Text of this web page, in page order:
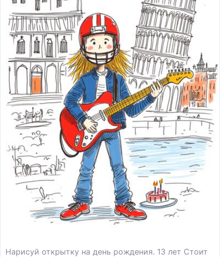
Нарисуй открытку на день рождения. 13 лет Стоит